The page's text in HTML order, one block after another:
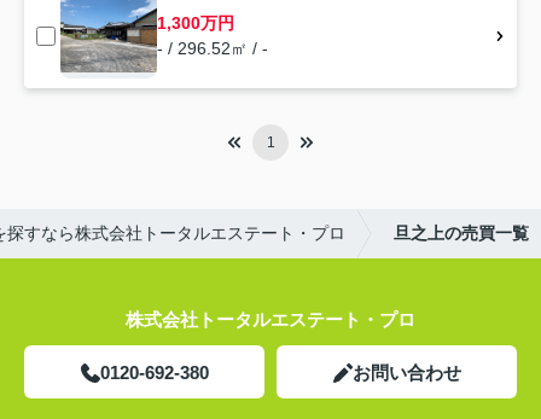
1,300万円
- / 296.52㎡ / -
1
探すなら株式会社トータルエステート・プロ 旦之上の売買一覧
株式会社トータルエステート・プロ
0120-692-380 お問い合わせ